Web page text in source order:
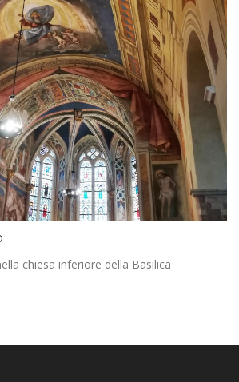
chiesa inferiore della Basilica